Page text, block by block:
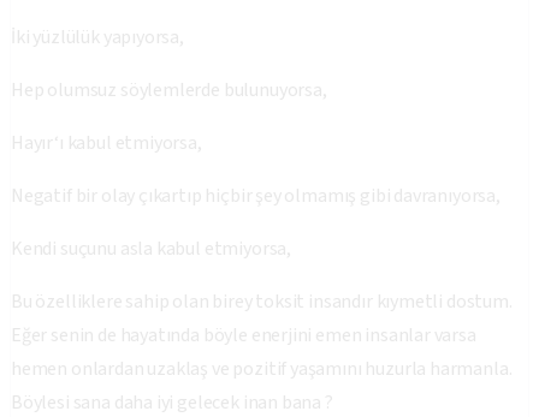
İki yüzlülük yapıyorsa,
Hep olumsuz söylemlerde bulunuyorsa,
Hayır‘ı kabul etmiyorsa,
Negatif bir olay çıkartıp hiçbir şey olmamış gibi davranıyorsa,
Kendi suçunu asla kabul etmiyorsa,
Bu özelliklere sahip olan birey toksit insandır kıymetli dostum.
Eğer senin de hayatında böyle enerjini emen insanlar varsa
hemen onlardan uzaklaş ve pozitif yaşamını huzurla harmanla.
Böylesi sana daha iyi gelecek inan bana ?